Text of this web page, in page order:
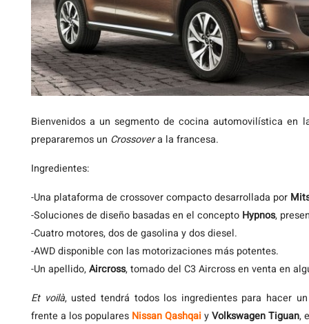
Bienvenidosa un segmento de cocina automovilística en
prepararemos un Crossovera la francesa.
Ingredientes:
-Una plataforma de crossover compacto desarrollada por
-Soluciones de diseño basadas en el concepto Hypnos,
-Cuatro motores, dos de gasolina y dos diesel.
-AWD disponible con las motorizaciones más potentes.
-Un apellido,Aircross, tomado del C3 Aircross en venta en
Et voilà, usted tendrá todos los ingredientes para hacer
frente a los populares Nissan Qashqai yVolkswagen Tiguan,